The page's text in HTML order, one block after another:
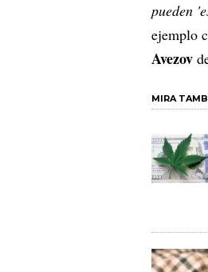
pueden
ejemplo
Avezov
MIRA